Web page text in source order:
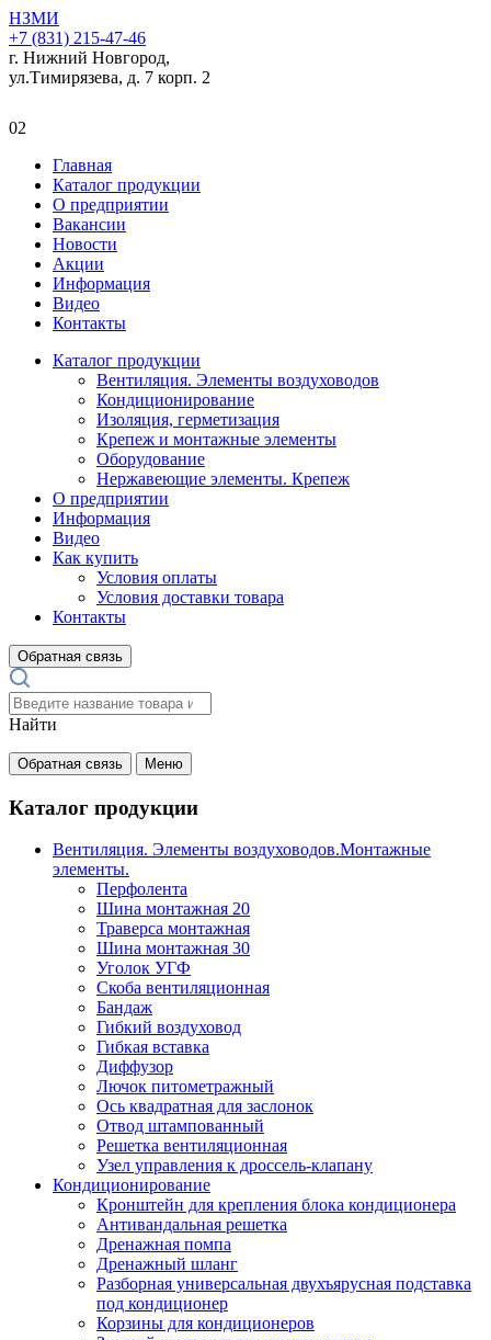
НЗМИ
+7 (831) 215-47-46
г. Нижний Новгород,
ул.Тимирязева, д. 7 корп. 2
02
Главная
Каталог продукции
О предприятии
Вакансии
Новости
Акции
Информация
Видео
Контакты
Каталог продукции
Вентиляция. Элементы воздуховодов
Кондиционирование
Изоляция, герметизация
Крепеж и монтажные элементы
Оборудование
Нержавеющие элементы. Крепеж
О предприятии
Информация
Видео
Как купить
Условия оплаты
Условия доставки товара
Контакты
Обратная связь
Найти
Обратная связь Меню
Каталог продукции
Вентиляция. Элементы воздуховодов.Монтажные
элементы.
Перфолента
Шина монтажная 20
Траверса монтажная
Шина монтажная 30
Уголок УГФ
Скоба вентиляционная
Бандаж
Гибкий воздуховод
Гибкая вставка
Диффузор
Лючок питометражный
Ось квадратная для заслонок
Отвод штампованный
Решетка вентиляционная
Узел управления к дроссель-клапану
Кондиционирование
Кронштейн для крепления блока кондиционера
Антивандальная решетка
Дренажная помпа
Дренажный шланг
Разборная универсальная двухъярусная подставка
под кондиционер
Корзины для кондиционеров